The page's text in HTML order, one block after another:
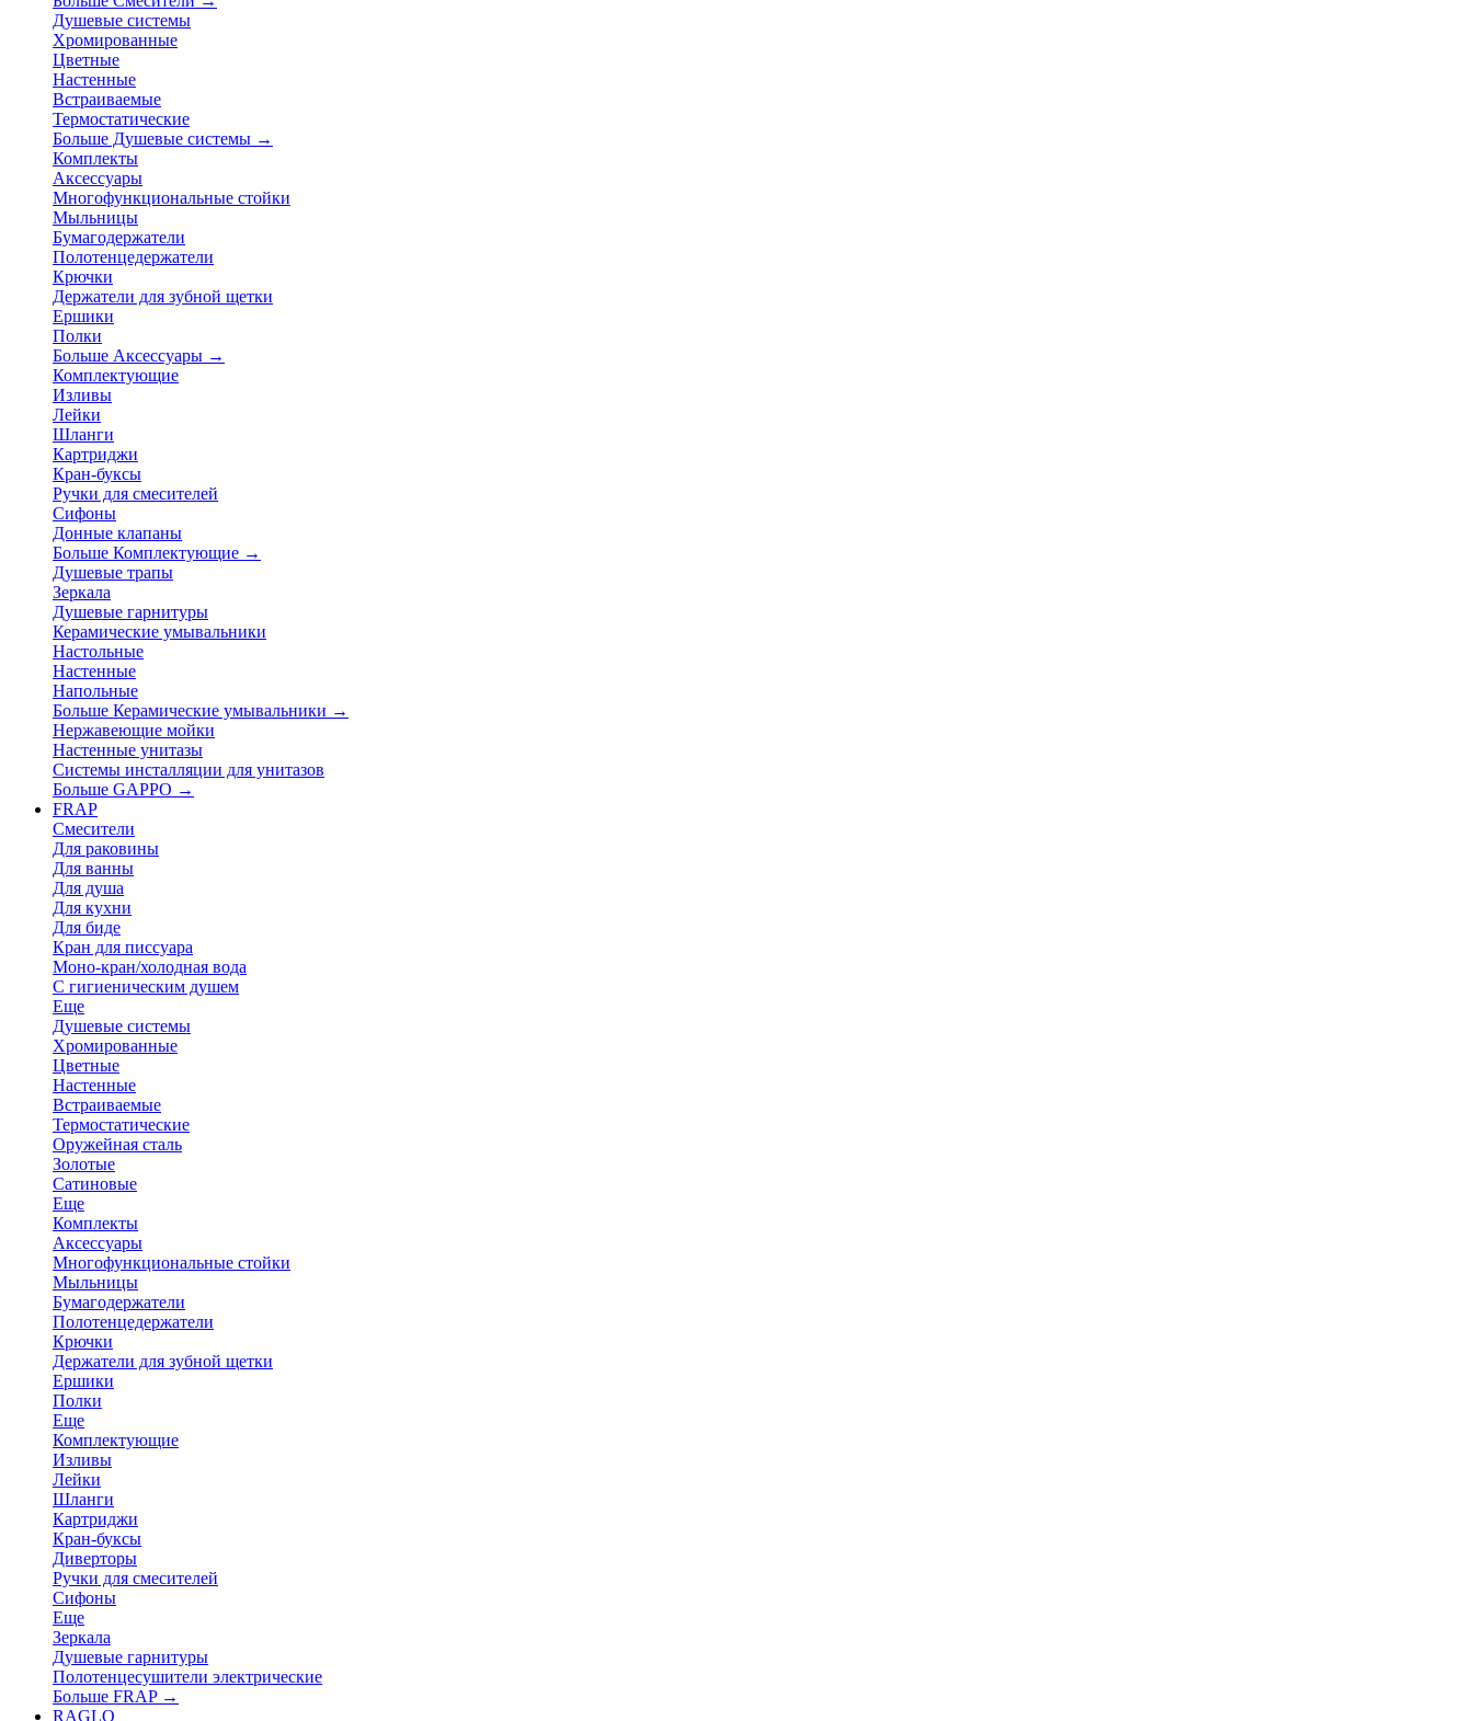
Душевые системы
Хромированные
Цветные
Настенные
Встраиваемые
Термостатические
Больше Душевые системы →
Комплекты
Аксессуары
Многофункциональные стойки
Мыльницы
Бумагодержатели
Полотенцедержатели
Крючки
Держатели для зубной щетки
Ершики
Полки
Больше Аксессуары →
Комплектующие
Изливы
Лейки
Шланги
Картриджи
Кран-буксы
Ручки для смесителей
Сифоны
Донные клапаны
Больше Комплектующие →
Душевые трапы
Зеркала
Душевые гарнитуры
Керамические умывальники
Настольные
Настенные
Напольные
Больше Керамические умывальники →
Нержавеющие мойки
Настенные унитазы
Системы инсталляции для унитазов
Больше GAPPO →
FRAP
Смесители
Для раковины
Для ванны
Для душа
Для кухни
Для биде
Кран для писсуара
Моно-кран/холодная вода
С гигиеническим душем
Еще
Душевые системы
Хромированные
Цветные
Настенные
Встраиваемые
Термостатические
Оружейная сталь
Золотые
Сатиновые
Еще
Комплекты
Аксессуары
Многофункциональные стойки
Мыльницы
Бумагодержатели
Полотенцедержатели
Крючки
Держатели для зубной щетки
Ершики
Полки
Еще
Комплектующие
Изливы
Лейки
Шланги
Картриджи
Кран-буксы
Диверторы
Ручки для смесителей
Сифоны
Еще
Зеркала
Душевые гарнитуры
Полотенцесушители электрические
Больше FRAP →
RAGLO